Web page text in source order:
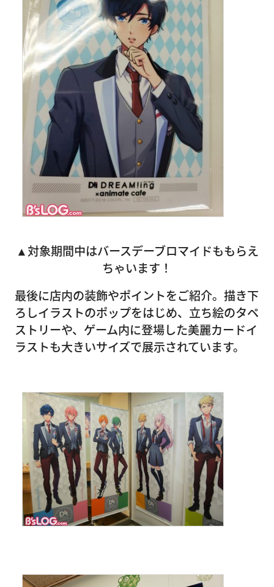
▲対象期間中はバースデーブロマイドももらえ
ちゃいます！
最後に店内の装飾やポイントをご紹介。描き下
ろしイラストのポップをはじめ、立ち絵のタペ
ストリーや、ゲーム内に登場した美麗カードイ
ラストも大きいサイズで展示されています。